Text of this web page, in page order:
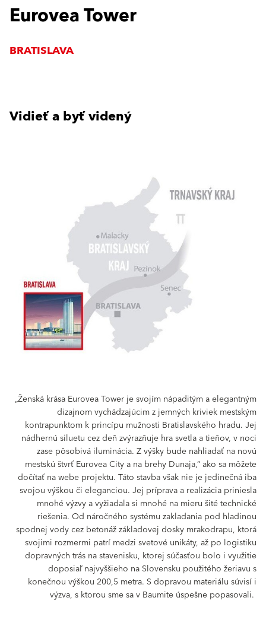
Eurovea Tower
BRATISLAVA
Vidieť a byť videný
„Ženská krása Eurovea Tower je svojím nápaditým a elegantným
dizajnom vychádzajúcim z jemných kriviek mestským
kontrapunktom k princípu mužnosti Bratislavského hradu. Jej
nádhernú siluetu cez deň zvýrazňuje hra svetla a tieňov, v noci
zase pôsobivá iluminácia. Z výšky bude nahliadať na novú
mestskú štvrť Eurovea City a na brehy Dunaja,“ ako sa môžete
dočítať na webe projektu. Táto stavba však nie je jedinečná iba
svojou výškou či eleganciou. Jej príprava a realizácia priniesla
mnohé výzvy a vyžiadala si mnohé na mieru šité technické
riešenia. Od náročného systému zakladania pod hladinou
spodnej vody cez betonáž základovej dosky mrakodrapu, ktorá
svojimi rozmermi patrí medzi svetové unikáty, až po logistiku
dopravných trás na stavenisku, ktorej súčasťou bolo i využitie
doposiaľ najvyššieho na Slovensku použitého žeriavu s
konečnou výškou 200,5 metra. S dopravou materiálu súvisí i
výzva, s ktorou sme sa v Baumite úspešne popasovali.